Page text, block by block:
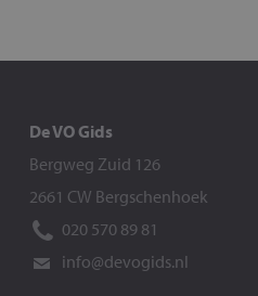
De VO Gids
Bergweg Zuid 126
2661 CW Bergschenhoek
020 570 89 81
info@devogids.nl